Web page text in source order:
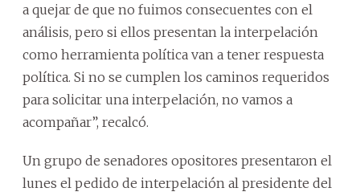
a quejar de que no fuimos consecuentes con el
análisis, pero si ellos presentan la interpelación
como herramienta política van a tener respuesta
política. Si no se cumplen los caminos requeridos
para solicitar una interpelación, no vamos a
acompañar”, recalcó.
Un grupo de senadores opositores presentaron el
lunes el pedido de interpelación al presidente del